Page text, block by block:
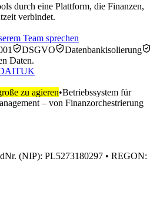
durch eine Plattform, die Finanzen,
verbindet.
Team sprechen
DSGVO
Datenbankisolierung
Daten.
ITUK
zu agieren•Betriebssystem für
– von Finanzorchestrierung
(NIP): PL5273180297 • REGON: